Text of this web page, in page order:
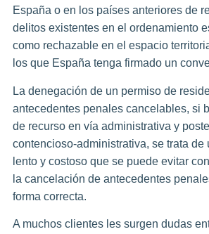
España o en los países anteriores de
delitos existentes en el ordenamiento
como rechazable en el espacio
los que España tenga firmado un
La denegación de un permiso de
antecedentes penales cancelables, si
de recurso en vía administrativa y
contencioso-administrativa, se trata de
lento y costoso que se puede evitar
la cancelación de antecedentes
forma correcta.
A muchos clientes les surgen dudas